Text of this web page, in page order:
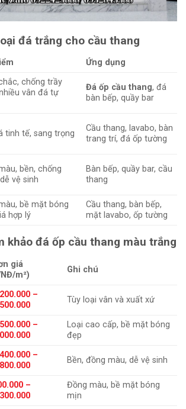
đá trắng cho cầu thang
Ứng dụng
chống trầy
vân đá tự
Đá ốp cầu thang, đá
bàn bếp, quầy bar
tinh tế, sang trọng
Cầu thang, lavabo, bàn
trang trí, đá ốp tường
bền, chống
vệ sinh
Bàn bếp, quầy bar, cầu
thang
bề mặt bóng
hợp lý
Cầu thang, bàn bếp,
mặt lavabo, ốp tường
khảo đá ốp cầu thang màu trắng
giá
m²)
Ghi chú
–
Tùy loại vân và xuất xứ
–
Loại cao cấp, bề mặt bóng
đẹp
–
Bền, đồng màu, dễ vệ sinh
–
Đồng màu, bề mặt bóng
mịn